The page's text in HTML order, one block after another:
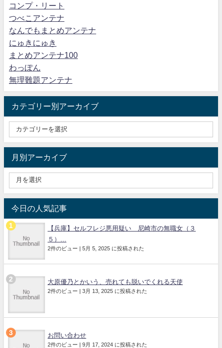
コンプ・リート
つべこアンテナ
なんでもまとめアンテナ
にゅきにゅき
まとめアンテナ100
わっぽん
無理難題アンテナ
カテゴリー別アーカイブ
月別アーカイブ
今日の人気記事
【兵庫】セルフレジ悪用疑い 尼崎市の無職女（３
５）...
2件のビュー | 5月 5, 2025 に投稿された
大原優乃とかいう、売れても脱いでくれる天使
2件のビュー | 3月 13, 2025 に投稿された
お問い合わせ
2件のビュー | 9月 17, 2024 に投稿された